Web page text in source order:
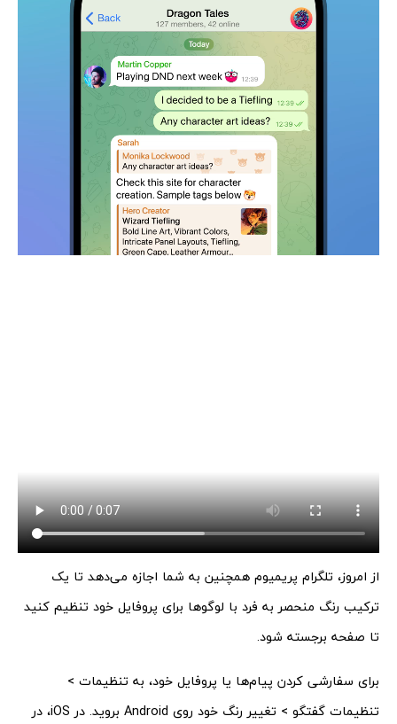
از امروز، تلگرام پریمیوم همچنین به شما اجازه می‌دهد تا یک
ترکیب رنگ منحصر به فرد با لوگوها برای پروفایل خود تنظیم کنید
تا صفحه برجسته شود.
برای سفارشی کردن پیام‌ها یا پروفایل خود، به تنظیمات >
تنظیمات گفتگو > تغییر رنگ خود روی Android بروید. در iOS، در